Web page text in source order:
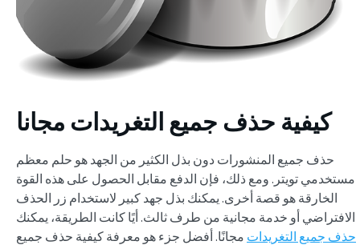
كيفية حذف جميع التغريدات مجانا
حذف جميع المنشورات دون بذل الكثير من الجهد هو حلم معظم
مستخدمي تويتر. ومع ذلك، فإن الدفع مقابل الحصول على هذه القوة
الخارقة هو قصة أخرى. يمكنك بذل جهد كبير لاستخدام زر الحذف
الافتراضي أو خدمة مجانية من طرف ثالث. أيًا كانت الطريقة، يمكنك
حذف جميع التغريدات مجانًا. أفضل جزء هو معرفة كيفية حذف جميع